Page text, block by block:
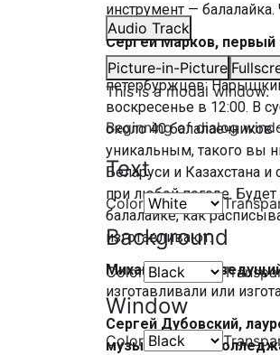
Audio Track
Picture-in-Picture
This is a modal window.
Beginning of dialog
Text
Color
Background
Color
Window
Color
инструмент —
Сергей Марков,
Петербурга:Как
петербуржцев:
воскресенье в 12:00. В
около 40 балалаечников
уникальным, такого вы
Беларуси и Казахстана
при любой погоде. Будет
балалайке, как
изготавливают.
Михаил Спичка,
изготавливали или
Сергей Дубовский,
музыкального